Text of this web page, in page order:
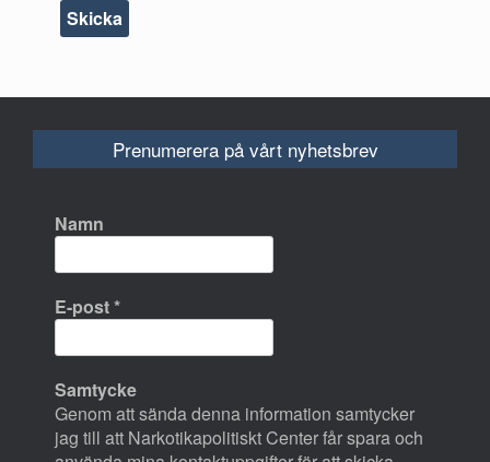
Prenumerera på vårt nyhetsbrev
Namn
E-post*
Samtycke
Genom att sända denna information samtycker
jag till att Narkotikapolitiskt Center får spara och